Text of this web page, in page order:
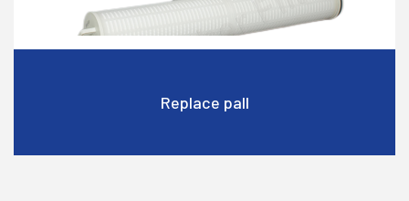
Replace pall